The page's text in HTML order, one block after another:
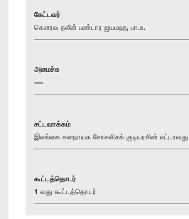
கேட்டவர்
கௌரவ நலீன் பண்டார ஜயமஹ, பா.உ.
அமைச்சு
----
சட்டவாக்கம்
இலங்கை சனநாயக சோசலிசக் குடியரசின்
கூட்டத்தொடர்
1 வது கூட்டத்தொடர்